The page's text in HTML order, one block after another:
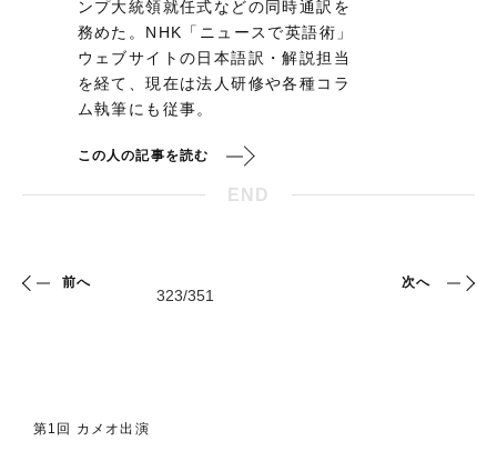
ンプ大統領就任式などの同時通訳を
務めた。NHK「ニュースで英語術」
ウェブサイトの日本語訳・解説担当
を経て、現在は法人研修や各種コラ
ム執筆にも従事。
この人の記事を読む
END
前へ 次へ
第1回 カメオ出演